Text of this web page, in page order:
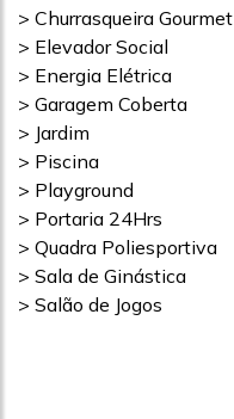
> Churrasqueira Gourmet
> Elevador Social
> Energia Elétrica
> Garagem Coberta
> Jardim
> Piscina
> Playground
> Portaria 24Hrs
> Quadra Poliesportiva
> Sala de Ginástica
> Salão de Jogos